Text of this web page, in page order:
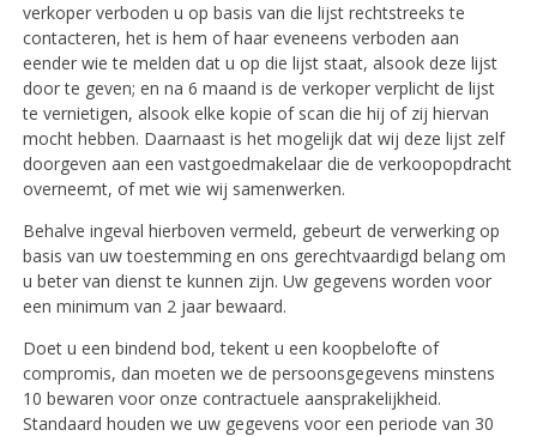
verkoper verboden u op basis van die lijst rechtstreeks te
contacteren, het is hem of haar eveneens verboden aan
eender wie te melden dat u op die lijst staat, alsook deze lijst
door te geven; en na 6 maand is de verkoper verplicht de lijst
te vernietigen, alsook elke kopie of scan die hij of zij hiervan
mocht hebben. Daarnaast is het mogelijk dat wij deze lijst zelf
doorgeven aan een vastgoedmakelaar die de verkoopopdracht
overneemt, of met wie wij samenwerken.
Behalve ingeval hierboven vermeld, gebeurt de verwerking op
basis van uw toestemming en ons gerechtvaardigd belang om
u beter van dienst te kunnen zijn. Uw gegevens worden voor
een minimum van 2 jaar bewaard.
Doet u een bindend bod, tekent u een koopbelofte of
compromis, dan moeten we de persoonsgegevens minstens
10 bewaren voor onze contractuele aansprakelijkheid.
Standaard houden we uw gegevens voor een periode van 30